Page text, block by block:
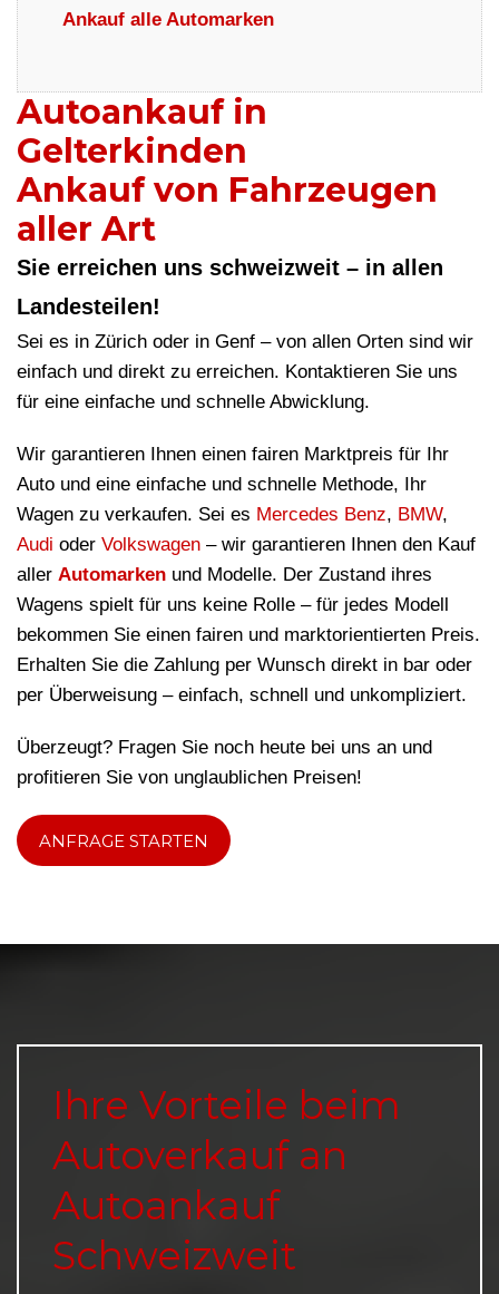
Ankauf alle Automarken
Autoankauf in
Gelterkinden
Ankauf von Fahrzeugen
aller Art
Sie erreichen uns schweizweit – in allen
Landesteilen!
Sei es in Zürich oder in Genf – von allen Orten sind wir
einfach und direkt zu erreichen. Kontaktieren Sie uns
für eine einfache und schnelle Abwicklung.
Wir garantieren Ihnen einen fairen Marktpreis für Ihr
Auto und eine einfache und schnelle Methode, Ihr
Wagen zu verkaufen. Sei es Mercedes Benz, BMW,
Audi oder Volkswagen – wir garantieren Ihnen den Kauf
aller Automarken und Modelle. Der Zustand ihres
Wagens spielt für uns keine Rolle – für jedes Modell
bekommen Sie einen fairen und marktorientierten Preis.
Erhalten Sie die Zahlung per Wunsch direkt in bar oder
per Überweisung – einfach, schnell und unkompliziert.
Überzeugt? Fragen Sie noch heute bei uns an und
profitieren Sie von unglaublichen Preisen!
ANFRAGE STARTEN
Ihre Vorteile beim
Autoverkauf an
Autoankauf
Schweizweit